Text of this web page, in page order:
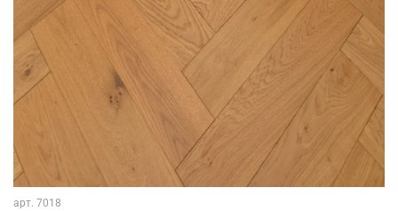
арт. 7018